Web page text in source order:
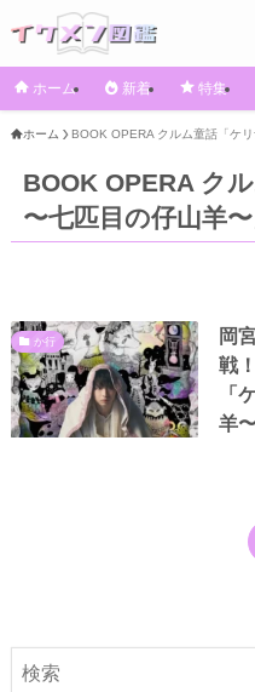
ホーム 新着 特集
ホーム BOOK OPERA クルム童話「ケリ
BOOK OPERA ク
〜七匹目の仔山羊〜
か行
岡
戦
「
羊〜